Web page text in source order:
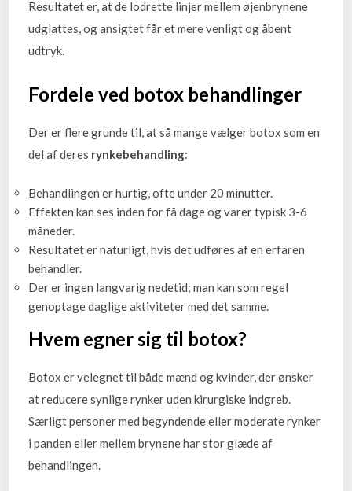
Resultatet er, at de lodrette linjer mellem øjenbrynene
udglattes, og ansigtet får et mere venligt og åbent
udtryk.
Fordele ved botox behandlinger
Der er flere grunde til, at så mange vælger botox som en
del af deres rynkebehandling:
Behandlingen er hurtig, ofte under 20 minutter.
Effekten kan ses inden for få dage og varer typisk 3-6
måneder.
Resultatet er naturligt, hvis det udføres af en erfaren
behandler.
Der er ingen langvarig nedetid; man kan som regel
genoptage daglige aktiviteter med det samme.
Hvem egner sig til botox?
Botox er velegnet til både mænd og kvinder, der ønsker
at reducere synlige rynker uden kirurgiske indgreb.
Særligt personer med begyndende eller moderate rynker
i panden eller mellem brynene har stor glæde af
behandlingen.